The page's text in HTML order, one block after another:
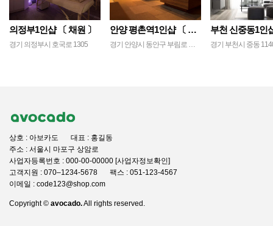
의정부1인샵 〔 채원 〕
경기 의정부시 호국로 1305
안양 평촌역1인샵 〔 채영 〕
경기 안양시 동안구 부림로 지하 123 경기 부천시 중동
상호 : 아보카도
대표 : 홍길동
주소 : 서울시 마포구 상암로
사업자등록번호 : 000-00-00000 [사업자정보확인]
고객지원 : 070–1234-5678
팩스 : 051-123-4567
이메일 : code123@shop.com
Copyright © avocado.All rights reserved.